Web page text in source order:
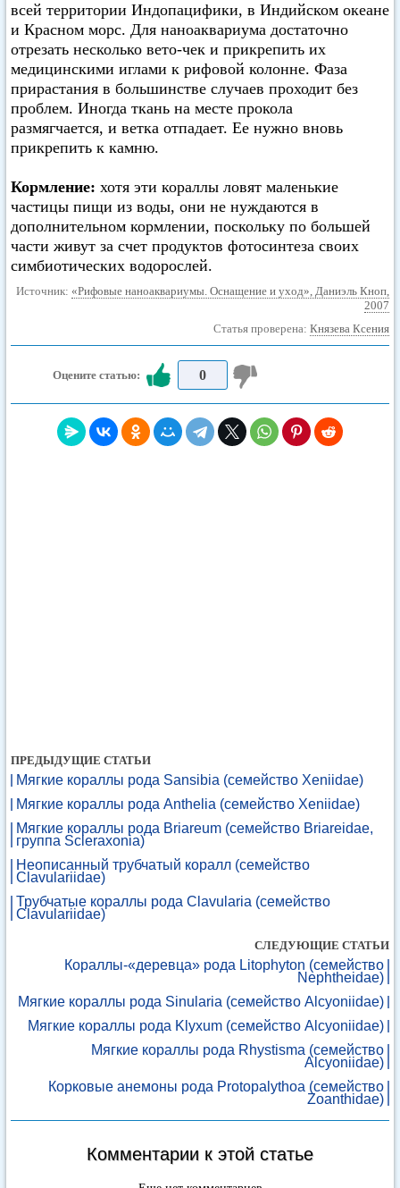
всей территории Индопацифики, в Индийском океане
и Красном морс. Для наноаквариума достаточно
отрезать несколько вето-чек и прикрепить их
медицинскими иглами к рифовой колонне. Фаза
прирастания в большинстве случаев проходит без
проблем. Иногда ткань на месте прокола
размягчается, и ветка отпадает. Ее нужно вновь
прикрепить к камню.
Кормление: хотя эти кораллы ловят маленькие
частицы пищи из воды, они не нуждаются в
дополнительном кормлении, поскольку по большей
части живут за счет продуктов фотосинтеза своих
симбиотических водорослей.
Источник: «Рифовые наноаквариумы. Оснащение и уход», Даниэль Кноп,
2007
Статья проверена: Князева Ксения
Оцените статью: 0
ПРЕДЫДУЩИЕ СТАТЬИ
Мягкие кораллы рода Sansibia (семейство Xeniidae)
Мягкие кораллы рода Anthelia (семейство Xeniidae)
Мягкие кораллы рода Briareum (семейство Briareidae,
группа Scleraxonia)
Неописанный трубчатый коралл (семейство
Clavulariidae)
Трубчатые кораллы рода Clavularia (семейство
Clavulariidae)
СЛЕДУЮЩИЕ СТАТЬИ
Кораллы-«деревца» рода Litophyton (семейство
Nephtheidae)
Мягкие кораллы рода Sinularia (семейство Alcyoniidae)
Мягкие кораллы рода Klyxum (семейство Alcyoniidae)
Мягкие кораллы рода Rhystisma (семейство
Alcyoniidae)
Корковые анемоны рода Protopalythoa (семейство
Zoanthidae)
Комментарии к этой статье